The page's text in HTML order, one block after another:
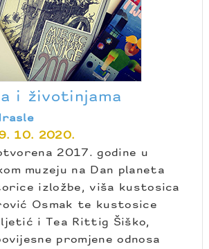
i životinjama
10. 2020.
2017. godine u
muzeju na Dan planeta
izložbe, viša kustosica
Osmak te kustosice
i Tea Rittig Šiško,
promjene odnosa